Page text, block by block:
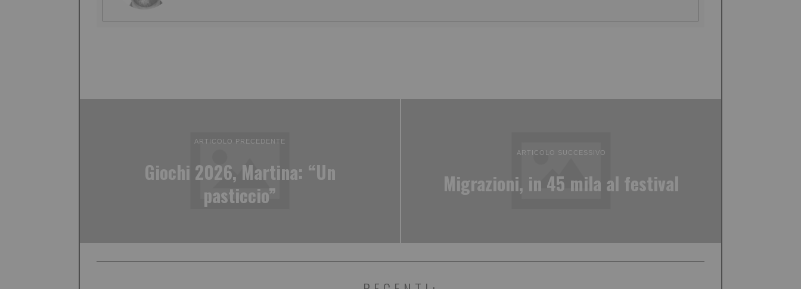
ARTICOLO PRECEDENTE
Giochi 2026, Martina: “Un
pasticcio”
ARTICOLO SUCCESSIVO
Migrazioni, in 45 mila al festival